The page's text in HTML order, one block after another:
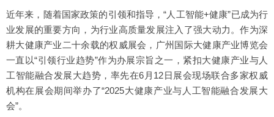
近年来，随着国家政策的引领和指导，“人工智能+健康”已成为行
业发展的重要方向，为行业高质量发展注入了强大动力。作为深
耕大健康产业二十余载的权威展会，广州国际大健康产业博览会
一直以“引领行业趋势”作为办展宗旨之一，紧扣大健康产业与人
工智能融合发展大趋势，率先在6月12日展会现场联合多家权威
机构在展会期间举办了“2025大健康产业与人工智能融合发展大
会”。